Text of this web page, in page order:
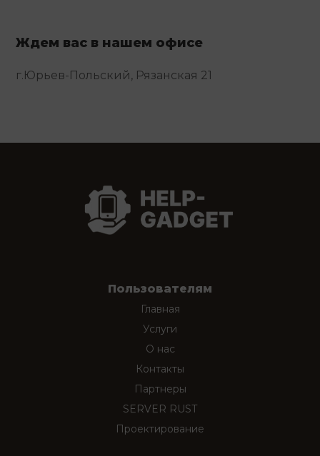
Ждем вас в нашем офисе
г.Юрьев-Польский, Рязанская 21
Пользователям
Главная
Услуги
О нас
Контакты
Партнеры
SERVER RUST
Проектирование